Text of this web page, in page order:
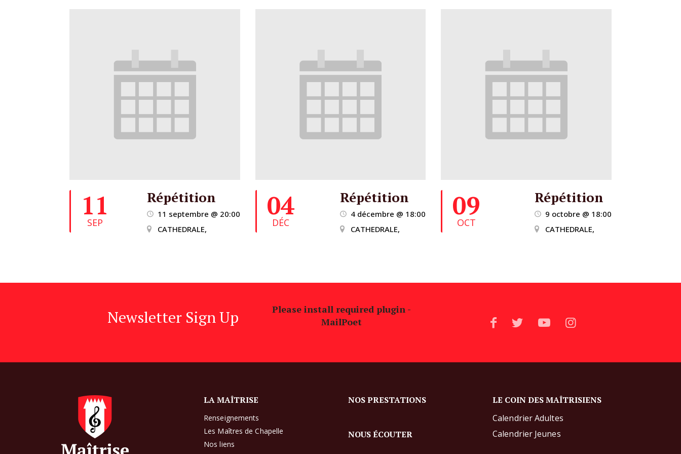
11
SEP
Répétition
11 septembre @ 20:00
CATHEDRALE,
04
DÉC
Répétition
4 décembre @ 18:00
CATHEDRALE,
09
OCT
Répétition
9 octobre @ 18:00
CATHEDRALE,
Newsletter Sign Up
Please install required plugin -
MailPoet
LA MAÎTRISE
Renseignements
Les Maîtres de Chapelle
Nos liens
NOS PRESTATIONS
NOUS ÉCOUTER
LE COIN DES MAÎTRISIENS
Calendrier Adultes
Calendrier Jeunes